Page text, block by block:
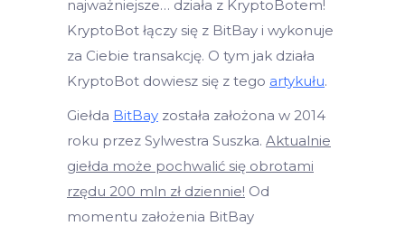
najważniejsze… działa z KryptoBotem!
KryptoBot łączy się z BitBay i wykonuje
za Ciebie transakcję. O tym jak działa
KryptoBot dowiesz się z tego artykułu.
Giełda BitBay została założona w 2014
roku przez Sylwestra Suszka. Aktualnie
giełda może pochwalić się obrotami
rzędu 200 mln zł dziennie! Od
momentu założenia BitBay